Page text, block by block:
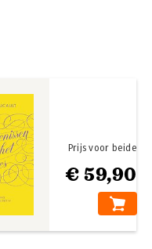
€ 59,90
Prijs voor beide